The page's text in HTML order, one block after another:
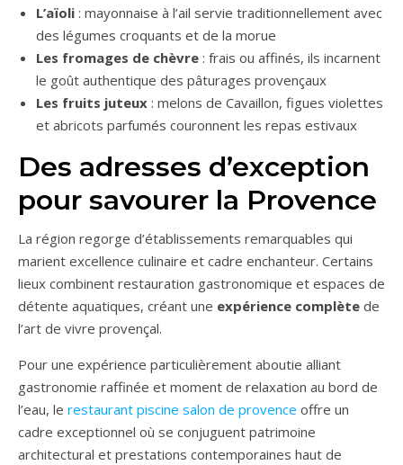
L’aïoli : mayonnaise à l’ail servie traditionnellement avec
des légumes croquants et de la morue
Les fromages de chèvre : frais ou affinés, ils incarnent
le goût authentique des pâturages provençaux
Les fruits juteux : melons de Cavaillon, figues violettes
et abricots parfumés couronnent les repas estivaux
Des adresses d’exception
pour savourer la Provence
La région regorge d’établissements remarquables qui
marient excellence culinaire et cadre enchanteur. Certains
lieux combinent restauration gastronomique et espaces de
détente aquatiques, créant une expérience complète de
l’art de vivre provençal.
Pour une expérience particulièrement aboutie alliant
gastronomie raffinée et moment de relaxation au bord de
l’eau, le restaurant piscine salon de provence offre un
cadre exceptionnel où se conjuguent patrimoine
architectural et prestations contemporaines haut de